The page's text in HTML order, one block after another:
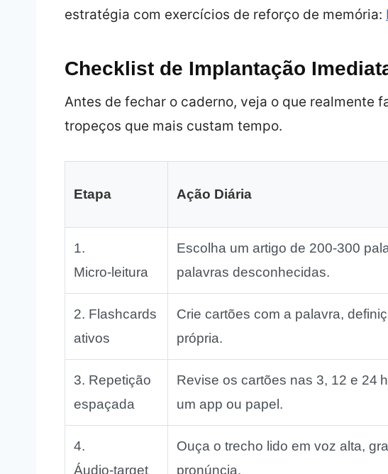
estratégia com exercícios de reforço de memória:
Checklist de Implantação
Antes de fechar o caderno, veja o que realmente
tropeços que mais custam tempo.
Etapa Ação Diária
1.
Micro‑leitura
Escolha um artigo de 200‑300
palavras desconhecidas.
2. Flashcards
ativos
Crie cartões com a palavra,
própria.
3. Repetição
espaçada
Revise os cartões nas 3, 12 e 24
um app ou papel.
4.
Áudio‑target
Ouça o trecho lido em voz alta,
pronúncia.